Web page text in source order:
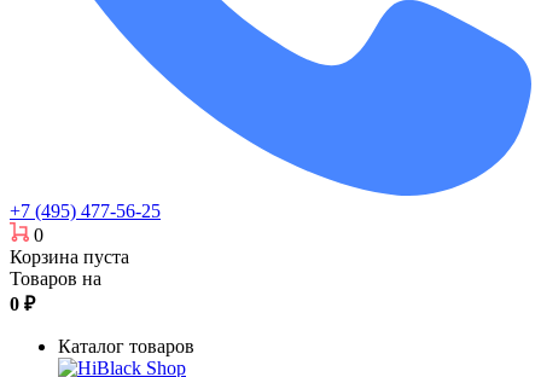
+7 (495) 477-56-25
0
Корзина пуста
Товаров на
0 ₽
Каталог товаров